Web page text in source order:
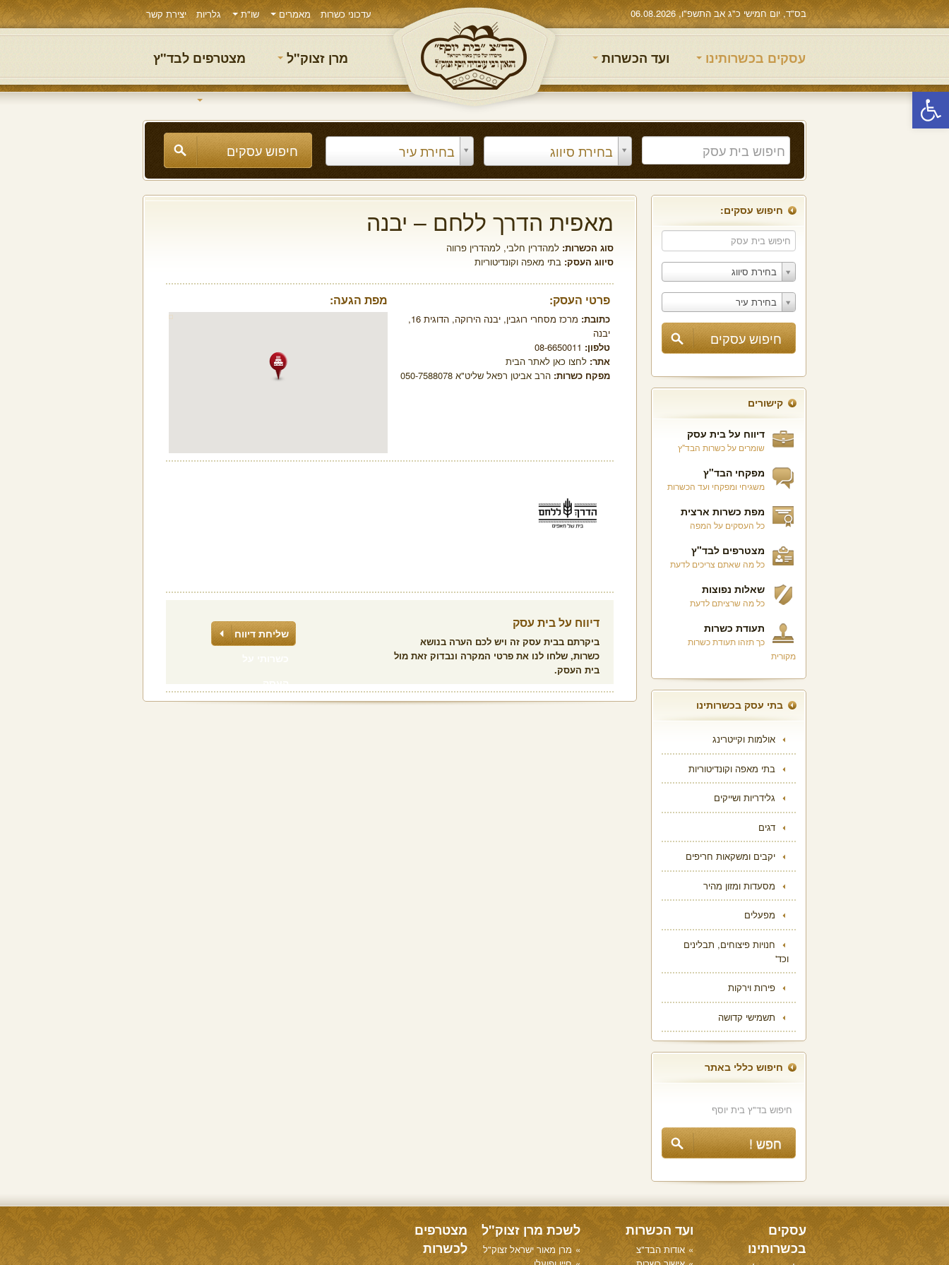
פתח סרגל נגישות
בס"ד, יום חמישי כ"ג אב התשפ"ו, 06.08.2026 עדכוני כשרות מאמרים שו"ת גלריות יצירת קשר
עסקים בכשרותינו ועד הכשרות מרן זצוק"ל מצטרפים לבד"ץ
בחירת סיווג בחירת עיר
חיפוש עסקים:
בחירת סיווג
בחירת עיר
קישורים
דיווח על בית עסק
שומרים על כשרות הבד"ץ
מפקחי הבד"ץ
משגיחי ומפקחי ועד הכשרות
מפת כשרות ארצית
כל העסקים על המפה
מצטרפים לבד"ץ
כל מה שאתם צריכים לדעת
שאלות נפוצות
כל מה שרציתם לדעת
תעודת כשרות
כך תזהו תעודת כשרות
מקורית
בתי עסק בכשרותינו
אולמות וקייטרינג
בתי מאפה וקונדיטוריות
גלידריות ושייקים
דגים
יקבים ומשקאות חריפים
מסעדות ומזון מהיר
מפעלים
חנויות פיצוחים, תבלינים
וכד'
פירות וירקות
תשמישי קדושה
חיפוש כללי באתר
מאפית הדרך ללחם – יבנה
סוג הכשרות: למהדרין חלבי, למהדרין פרווה
סיווג העסק: בתי מאפה וקונדיטוריות
פרטי העסק:
כתובת:
מרכז מסחרי רוגבין, יבנה הירוקה, הדוגית 16,
יבנה
טלפון: 08-6650011
אתר: לחצו כאן לאתר הבית
מפקח כשרות: הרב אביטן רפאל שליט"א 050-7588078
מפת הגעה:
דיווח על בית עסק
ביקרתם בבית עסק זה ויש לכם הערה בנושא
כשרות, שלחו לנו את פרטי המקרה ונבדוק זאת מול
בית העסק.
שליחת דיווח
עסקים
בכשרותינו
ועד הכשרות
אודות הבד"צ
לשכת מרן זצוק"ל
מרן מאור ישראל זצוק"ל
מצטרפים
לכשרות